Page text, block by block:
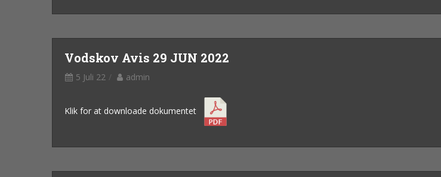
Vodskov Avis 29 JUN 2022
5 Juli 22 admin
Klik for at downloade dokumentet